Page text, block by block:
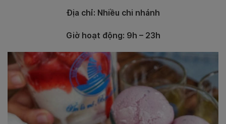
Địa chỉ: Nhiều chi nhánh
Giờ hoạt động: 9h – 23h